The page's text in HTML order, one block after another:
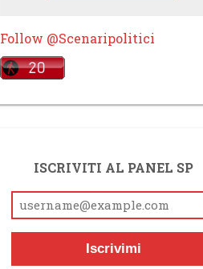
Follow @Scenaripolitici
ISCRIVITI AL PANEL SP
Iscrivimi